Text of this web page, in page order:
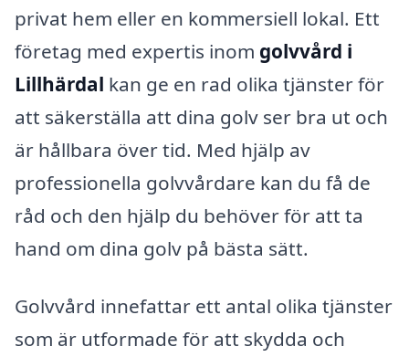
privat hem eller en kommersiell lokal. Ett
företag med expertis inom golvvård i
Lillhärdal kan ge en rad olika tjänster för
att säkerställa att dina golv ser bra ut och
är hållbara över tid. Med hjälp av
professionella golvvårdare kan du få de
råd och den hjälp du behöver för att ta
hand om dina golv på bästa sätt.
Golvvård innefattar ett antal olika tjänster
som är utformade för att skydda och